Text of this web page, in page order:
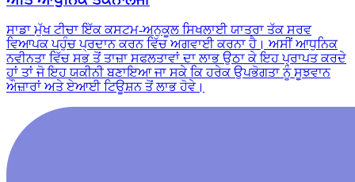
ਸਾਡਾ ਮੁੱਖ ਟੀਚਾ ਇੱਕ ਕਸਟਮ-ਅਨੁਕੂਲ ਸਿਖਲਾਈ ਯਾਤਰਾ ਤੱਕ ਸਰਵ
ਵਿਆਪਕ ਪਹੁੰਚ ਪ੍ਰਦਾਨ ਕਰਨ ਵਿੱਚ ਅਗਵਾਈ ਕਰਨਾ ਹੈ। ਅਸੀਂ ਆਧੁਨਿਕ
ਨਵੀਨਤਾ ਵਿੱਚ ਸਭ ਤੋਂ ਤਾਜ਼ਾ ਸਫਲਤਾਵਾਂ ਦਾ ਲਾਭ ਉਠਾ ਕੇ ਇਹ ਪ੍ਰਾਪਤ ਕਰਦੇ
ਹਾਂ ਤਾਂ ਜੋ ਇਹ ਯਕੀਨੀ ਬਣਾਇਆ ਜਾ ਸਕੇ ਕਿ ਹਰੇਕ ਉਪਭੋਗਤਾ ਨੂੰ ਸੂਝਵਾਨ
ਔਜ਼ਾਰਾਂ ਅਤੇ ਏਆਈ ਟਿਊਸ਼ਨ ਤੋਂ ਲਾਭ ਹੋਵੇ।